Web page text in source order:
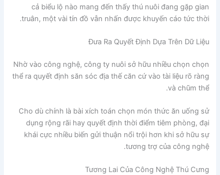
cả biểu lộ nào mang đến thấy thú nuôi đang gặp gian
truân, một vài tín đồ vẫn nhấn được khuyến cáo tức thời.
Đưa Ra Quyết Định Dựa Trên Dữ Liệu
Nhờ vào công nghệ, công ty nuôi sở hữu nhiều chọn chọn
thể ra quyết định săn sóc địa thế căn cứ vào tài liệu rõ ràng
và chũm thể.
Cho dù chính là bài xích toán chọn món thức ăn uống sử
dụng rộng rãi hay quyết định thời điểm tiêm phòng, đại
khái cực nhiều biến gửi thuận nổi trội hơn khi sở hữu sự
tương trợ của công nghệ.
Tương Lai Của Công Nghệ Thú Cưng